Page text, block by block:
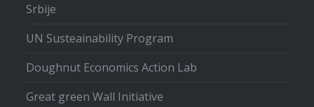
Srbije
UN Susteainability Program
Doughnut Economics Action Lab
Great green Wall Initiative